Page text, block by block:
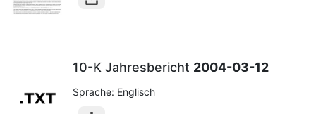
10-K Jahresbericht 2004-03-12
Sprache: Englisch